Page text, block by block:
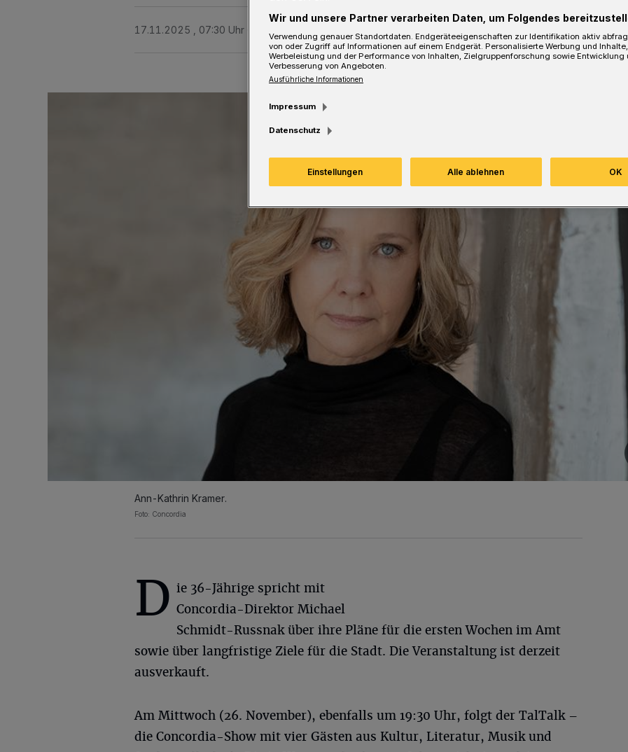
17.11.2025 , 07:30 Uhr
Ann-Kathrin Kramer.
Foto: Concordia
D ie 36-Jährige spricht mit
Concordia-Direktor Michael
Schmidt-Russnak über ihre Pläne für die ersten Wochen im Amt
sowie über langfristige Ziele für die Stadt. Die Veranstaltung ist derzeit
ausverkauft.
Am Mittwoch (26. November), ebenfalls um 19:30 Uhr, folgt der TalTalk –
die Concordia-Show mit vier Gästen aus Kultur, Literatur, Musik und
Wir und unsere Partner verarbeiten Daten, um Folgendes
Verwendung genauer Standortdaten. Endgeräteeigenschaften zur Identifikation aktiv
von oder Zugriff auf Informationen auf einem Endgerät. Personalisierte Werbung und
Werbeleistung und der Performance von Inhalten, Zielgruppenforschung sowie Entwicklung
Verbesserung von Angeboten.
Ausführliche Informationen
Impressum
Datenschutz
Einstellungen Alle ablehnen OK